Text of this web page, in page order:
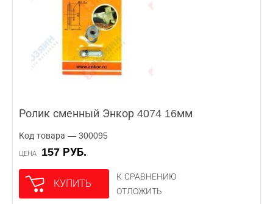
Ролик сменный Энкор 4074 16мм
Код товара — 300095
ЦЕНА 157 РУБ.
КУПИТЬ
К СРАВНЕНИЮ
ОТЛОЖИТЬ